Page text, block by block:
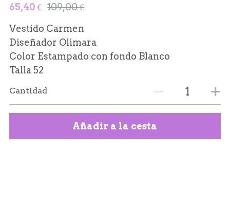
65,40 € 109,00 €
Vestido Carmen
Diseñador Olimara
Color Estampado con fondo Blanco
Talla 52
Cantidad
Añadir a la cesta